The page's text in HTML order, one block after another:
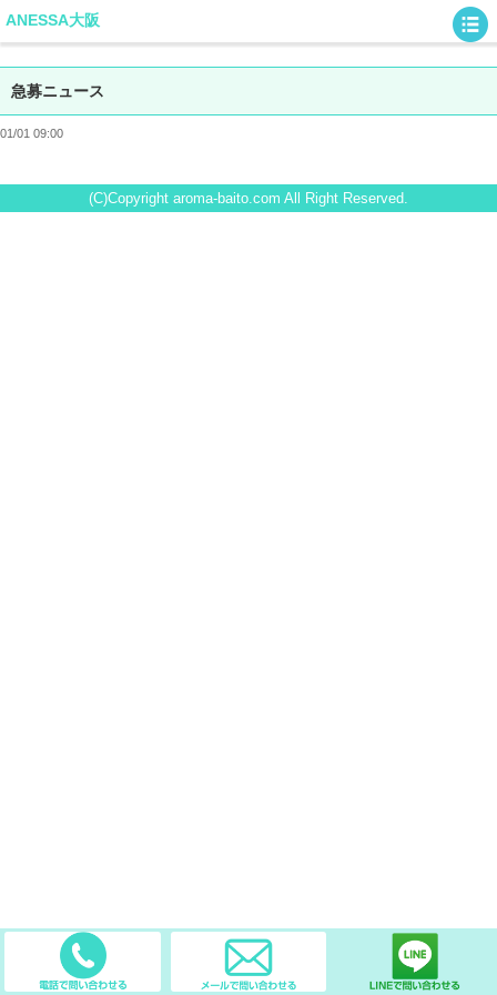
ANESSA大阪
急募ニュース
01/01 09:00
(C)Copyright aroma-baito.com All Right Reserved.